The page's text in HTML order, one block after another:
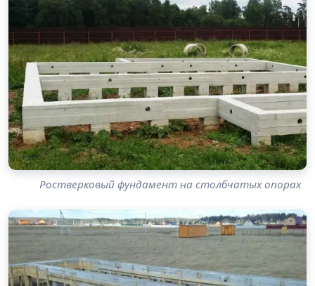
Ростверковый фундамент на столбчатых опорах